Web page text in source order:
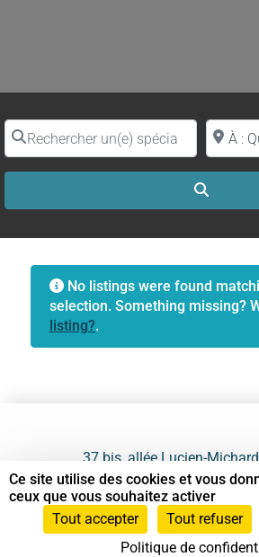
Rechercher un(e) spécialiste par nom
Proche
No listings were found
selection. Something missing?
listing?.
37 bis, allée Lucien-Michard
93190 Livry-Gargan
06 61 87 28 09
Ce site utilise des cookies et vous
ceux que vous souhaitez activer
Tout accepter
Tout refuser
Politique de